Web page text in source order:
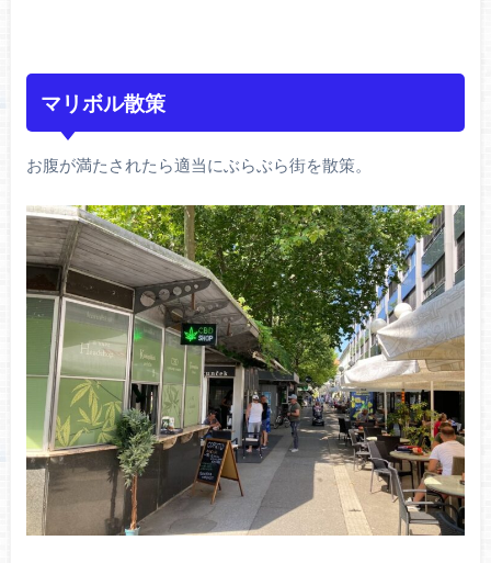
マリボル散策
お腹が満たされたら適当にぶらぶら街を散策。